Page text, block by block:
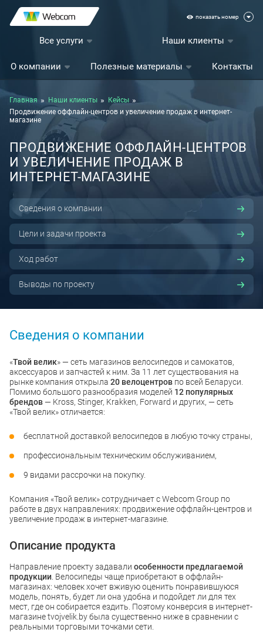
показать номер
Все услуги Наши клиенты
О компании Полезные материалы Контакты
Главная Наши клиенты
Кейсы
Продвижение оффлайн-центров и увеличение продаж в интернет-
магазине
ПРОДВИЖЕНИЕ ОФФЛАЙН-ЦЕНТРОВ
И УВЕЛИЧЕНИЕ ПРОДАЖ В
ИНТЕРНЕТ-МАГАЗИНЕ
Сведения о компании
Цели и задачи проекта
Ход работ
Выводы по проекту
Сведения о компании
«Твой велик» — сеть магазинов велосипедов и самокатов,
аксессуаров и запчастей к ним. За 11 лет существования на
рынке компания открыла 20 велоцентров по всей Беларуси.
Помимо большого разнообразия моделей 12 популярных
брендов— Kross, Stinger, Krakken, Forward и других, — сеть
«Твой велик» отличается:
бесплатной доставкой велосипедов в любую точку страны,
профессиональным техническим обслуживанием,
9 видами рассрочки на покупку.
Компания «Твой велик» сотрудничает с Webcom Group по
работе в двух направлениях: продвижение оффлайн-центров и
увеличение продаж в интернет-магазине.
Описание продукта
Направление проекту задавали особенности предлагаемой
продукции . Велосипеды чаще приобретают в оффлайн-
магазинах: человек хочет вживую оценить понравившуюся
модель, понять, будет ли она удобна и подойдет ли для тех
мест, где он собирается ездить. Поэтому конверсия в интернет-
магазине tvojvelik.by была существенно ниже в сравнении с
реальными торговыми точками сети.